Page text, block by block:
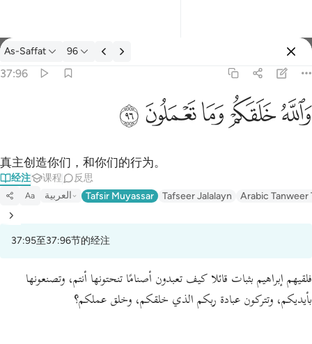
经注: As-Saffat 37:96
As-Saffat 96
37:96
وَٱللَّهُ خَلَقَكُمْ وَمَا تَعْمَلُونَ ٩٦
ﲤﲥﲦﲧﲨ
真主创造你们，和你们的行为。
经注 课程 反思
Aa العربية Tafsir Muyassar Tafseer Jalalayn Arabic Tanweer
37:95至37:96节的经注
فلقيهم إبراهيم بثبات قائلا كيف تعبدون أصنامًا تنحتونها أنتم، وتصنعونها
بأيديكم، وتتركون عبادة ربكم الذي خلقكم، وخلق عملكم؟